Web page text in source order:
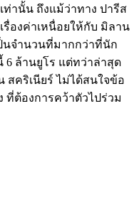
ท่านั้น ถึงแม้ว่าทาง ปารีส
องค่าเหนื่อยให้กับ มิลาน
นจำนวนที่มากกว่าที่นัก
6 ล้านยูโร แต่ทว่าล่าสุด
สคริเนียร์ ไม่ได้สนใจข้อ
ที่ต้องการคว้าตัวไปร่วม